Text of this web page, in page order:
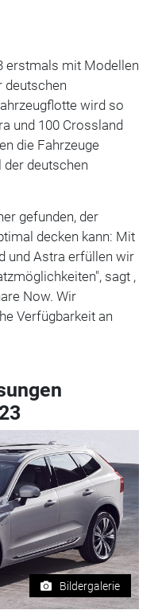
erstmals mit Modellen
deutschen
wird so
und 100 Crossland
die Fahrzeuge
deutschen
gefunden, der
decken kann: Mit
und Astra erfüllen wir
sagt ,
Now. Wir
Verfügbarkeit an
Bildergalerie